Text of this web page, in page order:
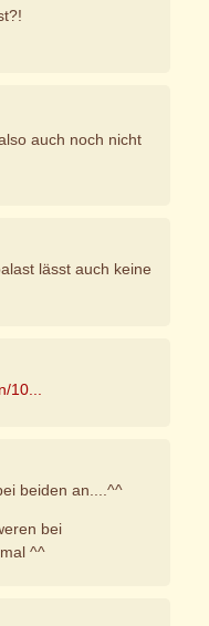
auch noch nicht
lässt auch keine
10...
beiden an....^^
bei
^^